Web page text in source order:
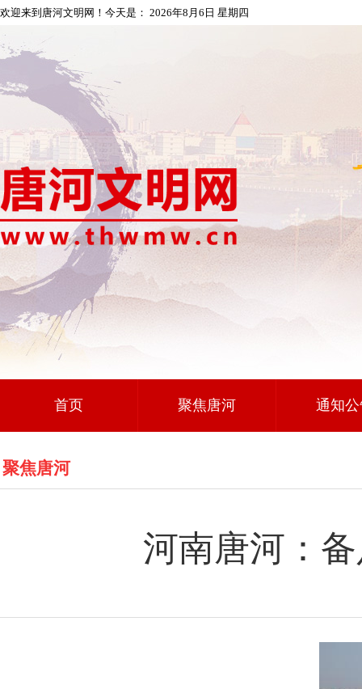
欢迎来到唐河文明网！今天是： 2026年8月6日 星期四
首页 聚焦唐河 通知
聚焦唐河
河南唐河：